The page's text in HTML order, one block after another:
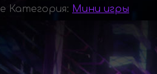
Категория: Мини игры